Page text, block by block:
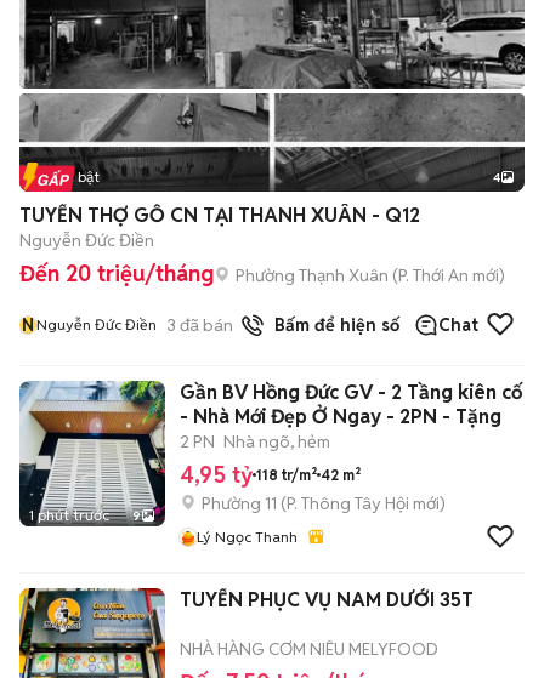
Tin nổi bật 4
TUYỂN THỢ GỖ CN TẠI THANH XUÂN - Q12
Nguyễn Đức Điền
Đến 20 triệu/tháng Phường Thạnh Xuân (P. Thới An mới)
NNguyễn Đức Điền 3 đã bán Bấm để hiện số Chat
1 phút trước 9
Gần BV Hồng Đức GV - 2 Tầng kiên cố
- Nhà Mới Đẹp Ở Ngay - 2PN - Tặng
2 PN Nhà ngõ, hẻm
4,95 tỷ 118 tr/m² 42 m²
Phường 11 (P. Thông Tây Hội mới)
Lý Ngọc Thanh
TUYỂN PHỤC VỤ NAM DƯỚI 35T
NHÀ HÀNG CƠM NIÊU MELYFOOD